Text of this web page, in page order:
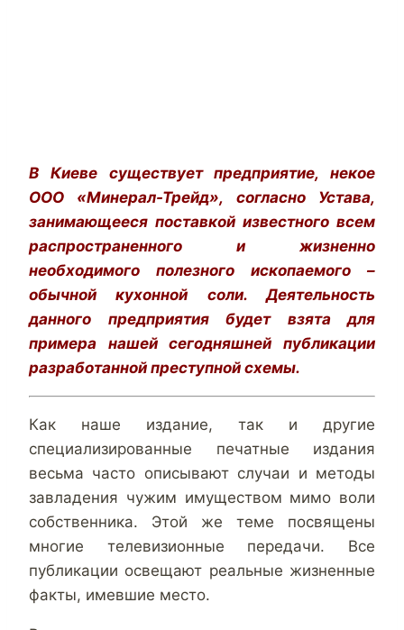
В Киеве существует предприятие, некое
ООО «Минерал-Трейд», согласно Устава,
занимающееся поставкой известного всем
распространенного и жизненно
необходимого полезного ископаемого –
обычной кухонной соли. Деятельность
данного предприятия будет взята для
примера нашей сегодняшней публикации
разработанной преступной схемы.
Как наше издание, так и другие
специализированные печатные издания
весьма часто описывают случаи и методы
завладения чужим имуществом мимо воли
собственника. Этой же теме посвящены
многие телевизионные передачи. Все
публикации освещают реальные жизненные
факты, имевшие место.